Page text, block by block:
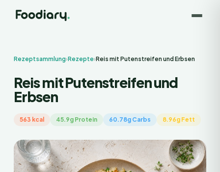
Rezeptsammlung›Rezepte›Reis mit Putenstreifen und Erbsen
Reis mit Putenstreifen und
Erbsen
563 kcal 45.9g Protein 60.78g Carbs 8.96g Fett